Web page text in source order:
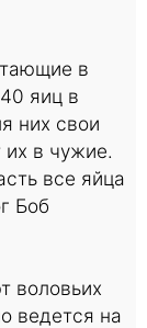
в
яиц в
них свои
в чужие.
все яйца
Боб
воловьих
ведется на